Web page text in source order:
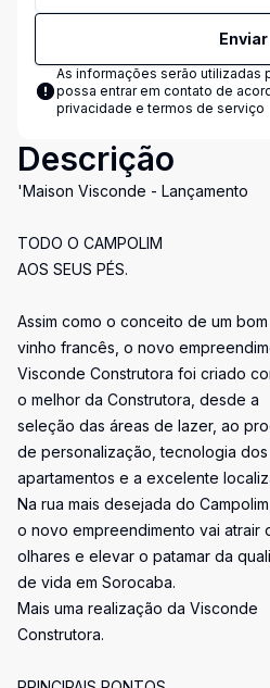
Enviar
As informações serão utilizadas
possa entrar em contato de
privacidade e termos de serviço
Descrição
'Maison Visconde - Lançamento
TODO O CAMPOLIM
AOS SEUS PÉS.
Assim como o conceito de um bom
vinho francês, o novo
Visconde Construtora foi criado
o melhor da Construtora, desde a
seleção das áreas de lazer, ao
de personalização, tecnologia dos
apartamentos e a excelente
Na rua mais desejada do Campolim,
o novo empreendimento vai atrair
olhares e elevar o patamar da
de vida em Sorocaba.
Mais uma realização da Visconde
Construtora.